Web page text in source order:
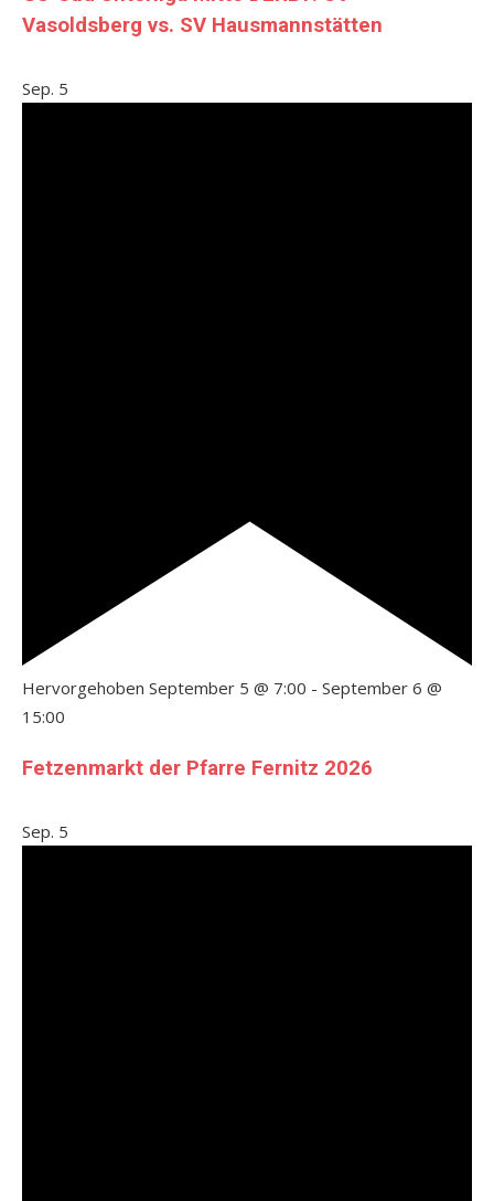
Vasoldsberg vs. SV Hausmannstätten
Sep. 5
Hervorgehoben September 5 @ 7:00 - September 6 @
15:00
Fetzenmarkt der Pfarre Fernitz 2026
Sep. 5